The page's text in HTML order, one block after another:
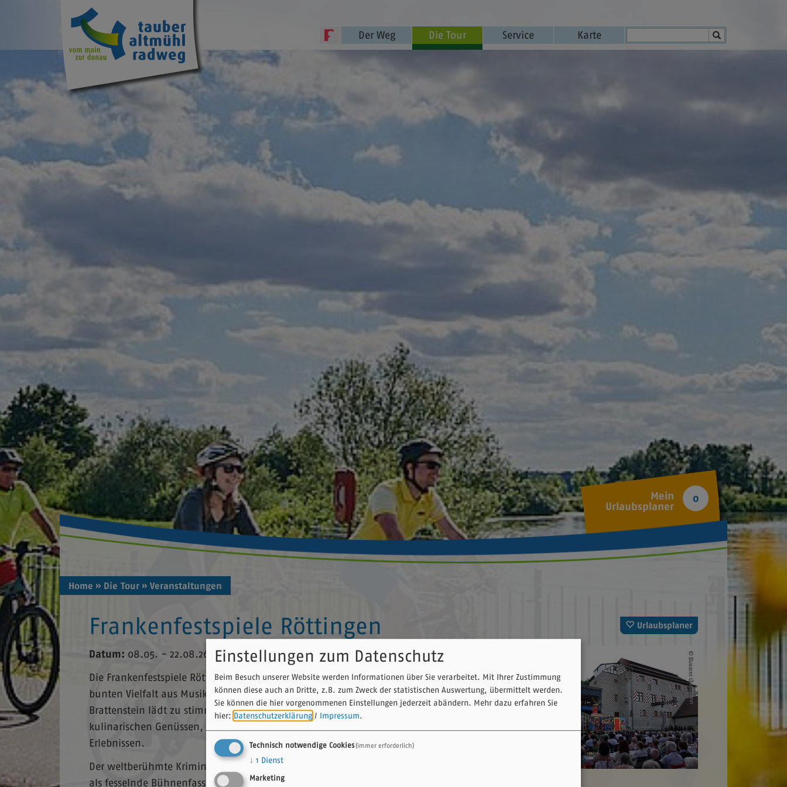
Der Weg Die Tour Service Karte
Mein
Urlaubsplaner
0
Home » Die Tour » Veranstaltungen
Urlaubsplaner
Frankenfestspiele Röttingen
Datum: 08.05. - 22.08.26
Die Frankenfestspiele Röttingen präsentieren sich 2026 bereits im 43. Spieljahr mit einer
bunten Vielfalt aus Musiktheater und Schauspiel. Das Freilichttheater im Hof der Burg
Brattenstein lädt zu stimmungsvollen Sommerabenden ein – verbunden mit
kulinarischen Genüssen, feinen fränkischen Weinen und unvergesslichen kulturellen
Erlebnissen.
Der weltberühmte Kriminalroman „Mord im Orientexpress“ von Agatha Christie erobert
als fesselnde Bühnenfassung das Publikum. Die fantastische „Frau Luna“ des
Einstellungen zum Datenschutz
Beim Besuch unserer Website werden Informationen über Sie verarbeitet. Mit Ihrer Zustimmung
können diese auch an Dritte, z.B. zum Zweck der statistischen Auswertung, übermittelt werden.
Sie können die hier vorgenommenen Einstellungen jederzeit abändern. Mehr dazu erfahren Sie
hier: Datenschutzerklärung / Impressum.
Technisch notwendige Cookies(immer erforderlich)
↓ 1 Dienst
Marketing